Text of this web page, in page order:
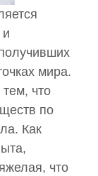
мира.
тем, что
по
Как
что